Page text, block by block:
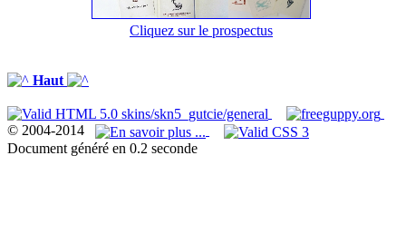
Cliquez sur le prospectus
Haut
© 2004-2014
Document généré en 0.2 seconde